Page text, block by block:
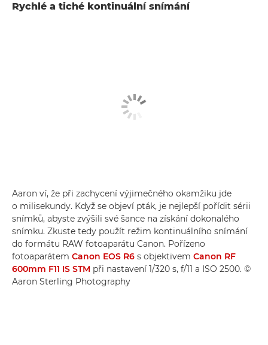
Rychlé a tiché kontinuální snímání
Aaron ví, že při zachycení výjimečného okamžiku jde
o milisekundy. Když se objeví pták, je nejlepší pořídit sérii
snímků, abyste zvýšili své šance na získání dokonalého
snímku. Zkuste tedy použít režim kontinuálního snímání
do formátu RAW fotoaparátu Canon. Pořízeno
fotoaparátem Canon EOS R6 s objektivem Canon RF
600mm F11 IS STM při nastavení 1/320 s, f/11 a ISO 2500. ©
Aaron Sterling Photography